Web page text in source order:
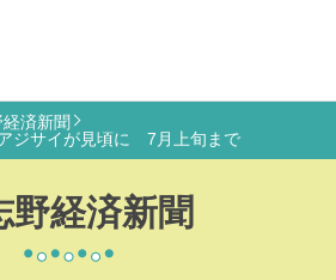
野経済新聞
済新聞
ジサイが見頃に 7月上旬まで